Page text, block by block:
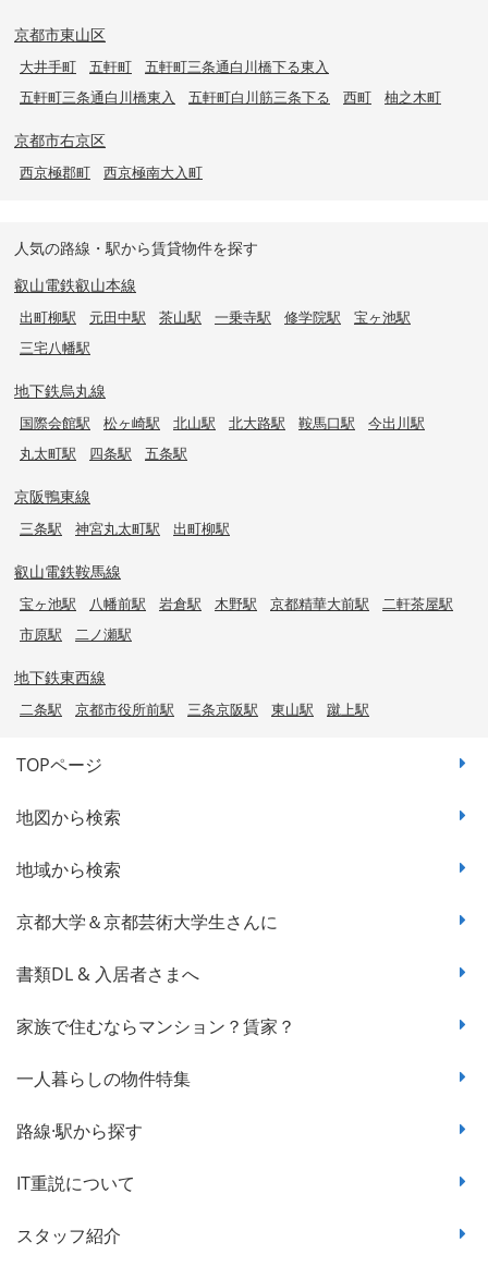
京都市東山区
大井手町 五軒町
五軒町三条通白川橋下る東入
五軒町三条通白川橋東入
五軒町白川筋三条下る 西町 柚之木町
京都市右京区
西京極郡町 西京極南大入町
人気の路線・駅から賃貸物件を探す
叡山電鉄叡山本線
出町柳駅 元田中駅 茶山駅 一乗寺駅 修学院駅
宝ヶ池駅
三宅八幡駅
地下鉄烏丸線
国際会館駅 松ヶ崎駅 北山駅 北大路駅 鞍馬口駅
今出川駅
丸太町駅
四条駅 五条駅
京阪鴨東線
三条駅 神宮丸太町駅 出町柳駅
叡山電鉄鞍馬線
宝ヶ池駅 八幡前駅 岩倉駅 木野駅 京都精華大前駅
二軒茶屋駅
市原駅
二ノ瀬駅
地下鉄東西線
二条駅 京都市役所前駅 三条京阪駅 東山駅 蹴上駅
TOPページ
地図から検索
地域から検索
京都大学＆京都芸術大学生さんに
書類DL & 入居者さまへ
家族で住むならマンション？賃家？
一人暮らしの物件特集
路線·駅から探す
IT重説について
スタッフ紹介